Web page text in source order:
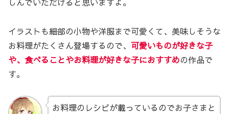
しんでいただけると思いますよ。
イラストも細部の小物や洋服まで可愛くて、美味しそうな
お料理がたくさん登場するので、 可愛いものが好きな子
や、食べることやお料理が好きな子におすすめの作品で
す。
お料理のレシピが載っているのでお子さまと